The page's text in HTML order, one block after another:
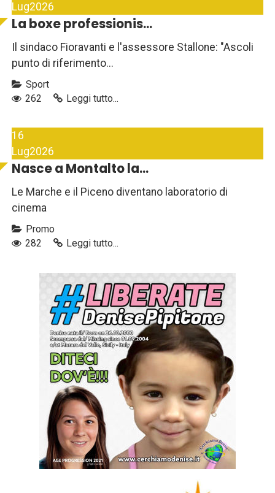
Lug2026
La boxe professionis...
Il sindaco Fioravanti e l'assessore Stallone: "Ascoli
punto di riferimento...
Sport
262
Leggi tutto...
16
Lug2026
Nasce a Montalto la...
Le Marche e il Piceno diventano laboratorio di
cinema
Promo
282
Leggi tutto...